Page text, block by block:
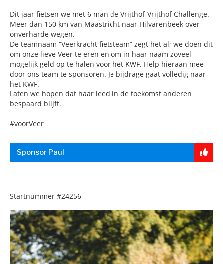
Dit jaar fietsen we met 6 man de Vrijthof-Vrijthof Challenge.
Meer dan 150 km van Maastricht naar Hilvarenbeek over
onverharde wegen.
De teamnaam “Veerkracht fietsteam” zegt het al; we doen dit
om onze lieve Veer te eren en om in haar naam zoveel
mogelijk geld op te halen voor het KWF. Help hieraan mee
door ons team te sponsoren. Je bijdrage gaat volledig naar
het KWF.
Laten we hopen dat haar leed in de toekomst anderen
bespaard blijft.
#voorVeer
Sponsor Paul
Startnummer #24256